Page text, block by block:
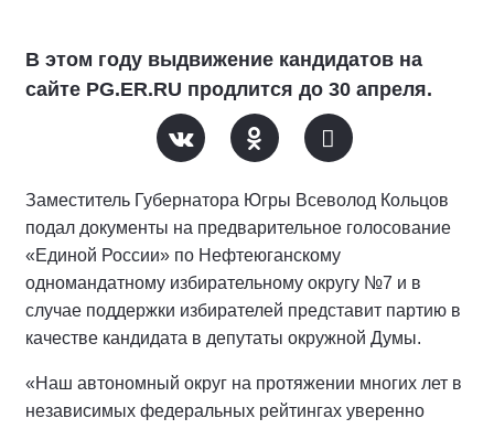
В этом году выдвижение кандидатов на
сайте PG.ER.RU продлится до 30 апреля.
Заместитель Губернатора Югры Всеволод Кольцов
подал документы на предварительное голосование
«Единой России» по Нефтеюганскому
одномандатному избирательному округу №7 и в
случае поддержки избирателей представит партию в
качестве кандидата в депутаты окружной Думы.
«Наш автономный округ на протяжении многих лет в
независимых федеральных рейтингах уверенно